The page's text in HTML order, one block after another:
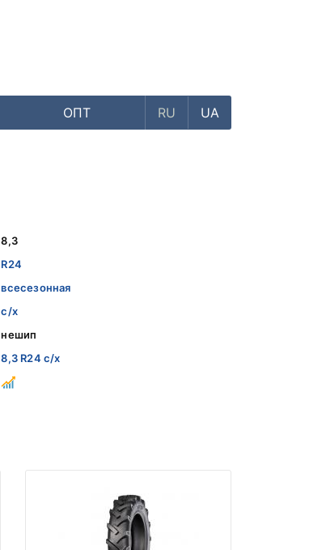
ОПТ RU UA
8,3
R24
всесезонная
с/х
нешип
8,3 R24 с/х